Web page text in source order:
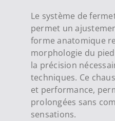
Le système de
permet un
forme anatomique
morphologie du
la précision
techniques. Ce
et performance,
prolongées sans
sensations.